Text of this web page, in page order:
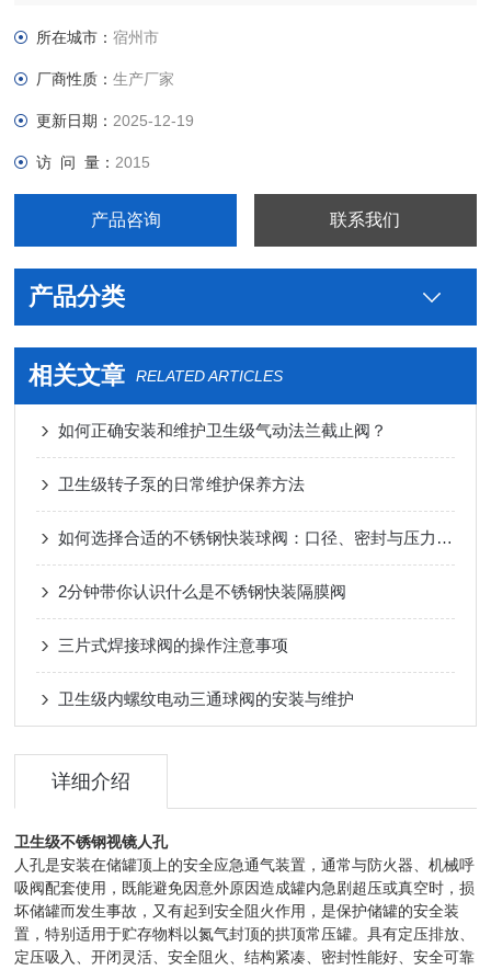
空法兰，真空管件，真空弯头，真空三通，真空大小头，ISO法
所在城市：宿州市
厂商性质：生产厂家
更新日期： 2025-12-19
访 问 量： 2015
产品咨询 联系我们
产品分类
相关文章 RELATED ARTICLES
如何正确安装和维护卫生级气动法兰截止阀？
卫生级转子泵的日常维护保养方法
如何选择合适的不锈钢快装球阀：口径、密封与压力等级？
2分钟带你认识什么是不锈钢快装隔膜阀
三片式焊接球阀的操作注意事项
卫生级内螺纹电动三通球阀的安装与维护
详细介绍
卫生级不锈钢视镜人孔
人孔是安装在储罐顶上的安全应急通气装置，通常与防火器、机械呼
吸阀配套使用，既能避免因意外原因造成罐内急剧超压或真空时，损
坏储罐而发生事故，又有起到安全阻火作用，是保护储罐的安全装
置，特别适用于贮存物料以氮气封顶的拱顶常压罐。具有定压排放、
定压吸入、开闭灵活、安全阻火、结构紧凑、密封性能好、安全可靠